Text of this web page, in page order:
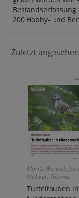
200 Hobby- und
Zuletzt
Moritz Wartlick,
Wobker, Thomas
Brandt, Eva Lüers,
Thorsten Krüger
Turteltauben in